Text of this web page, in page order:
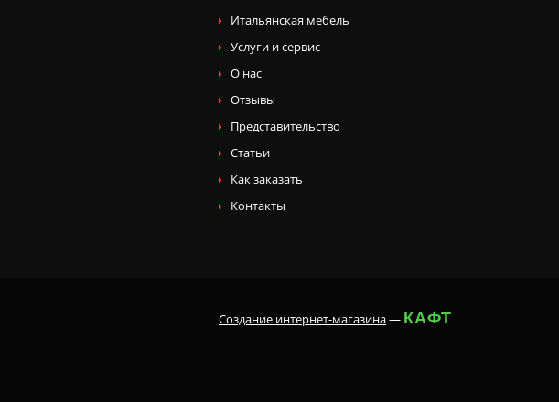
Итальянская мебель
Услуги и сервис
О нас
Отзывы
Представительство
Статьи
Как заказать
Контакты
Создание интернет-магазина— КАФТ